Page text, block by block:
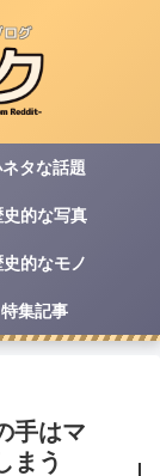
タな話題
史的な写真
史的なモノ
集記事
手はマ
まう